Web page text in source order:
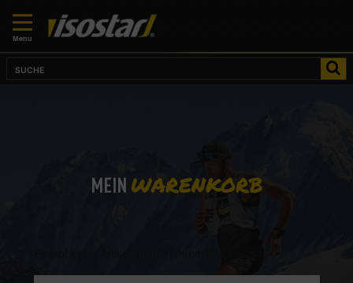
Menu
MEIN WARENKORB